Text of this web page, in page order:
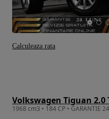
Calculeaza rata